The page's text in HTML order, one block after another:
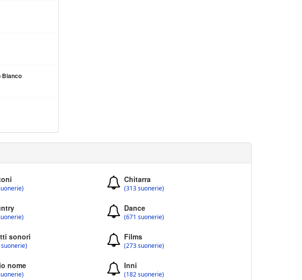
Bianco
Chitarra
(313 suonerie)
Dance
(671 suonerie)
sonori Films
(273 suonerie)
nome Inni
(182 suonerie)